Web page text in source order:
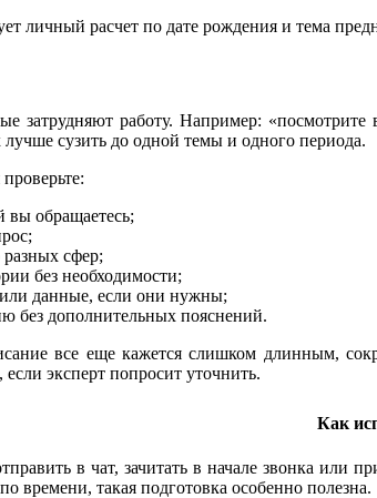
личный расчет по дате рождения и тема
затрудняют работу. Например:
сузить до одной темы и одного периода.
вы обращаетесь;
сфер;
без необходимости;
данные, если они нужны;
без дополнительных пояснений.
все еще кажется слишком длинным,
эксперт попросит уточнить.
Как
в чат, зачитать в начале звонка или
времени, такая подготовка особенно полезна.